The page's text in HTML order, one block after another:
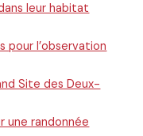
leur habitat
pour l’observation
Site des Deux-
une randonnée